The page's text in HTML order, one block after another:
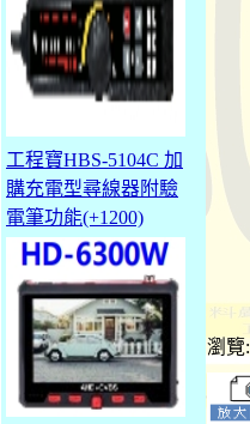
工程寶HBS-5104C 加
購充電型尋線器附驗
電筆功能(+1200)
瀏覽: